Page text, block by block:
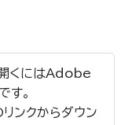
くにはAdobe
す。
ンクからダウン